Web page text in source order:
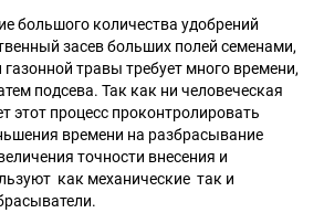
большого количества удобрений
засев больших полей семенами,
травы требует много времени,
подсева. Так как ни человеческая
этот процесс проконтролировать
времени на разбрасывание
точности внесения и
как механические так и